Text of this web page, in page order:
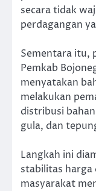
secara tidak
perdagangan
Sementara itu,
Pemkab
menyatakan
melakukan
distribusi
gula, dan
Langkah ini
stabilitas harga
masyarakat